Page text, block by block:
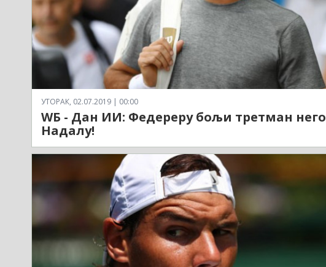
УТОРАК, 02.07.2019 | 00:00
WБ - Дан ИИ: Федереру бољи третман него
Надалу!